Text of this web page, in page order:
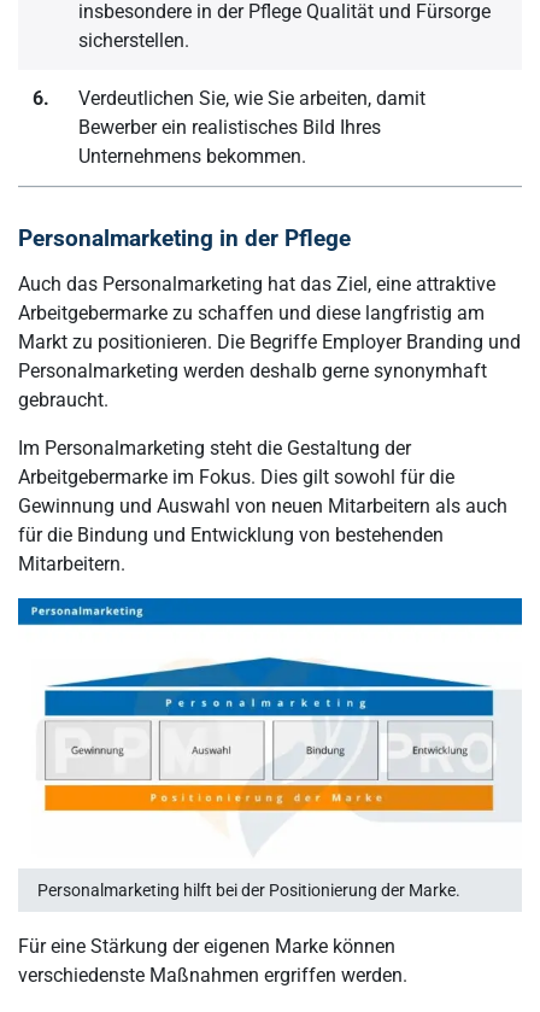
insbesondere in der Pflege Qualität und Fürsorge
sicherstellen.
6.
Verdeutlichen Sie, wie Sie arbeiten, damit
Bewerber ein realistisches Bild Ihres
Unternehmens bekommen.
Personalmarketing in der Pflege
Auch das Personalmarketing hat das Ziel, eine attraktive
Arbeitgebermarke zu schaffen und diese langfristig am
Markt zu positionieren. Die Begriffe Employer Branding und
Personalmarketing werden deshalb gerne synonymhaft
gebraucht.
Im Personalmarketing steht die Gestaltung der
Arbeitgebermarke im Fokus. Dies gilt sowohl für die
Gewinnung und Auswahl von neuen Mitarbeitern als auch
für die Bindung und Entwicklung von bestehenden
Mitarbeitern.
Personalmarketing hilft bei der Positionierung der Marke.
Für eine Stärkung der eigenen Marke können
verschiedenste Maßnahmen ergriffen werden.